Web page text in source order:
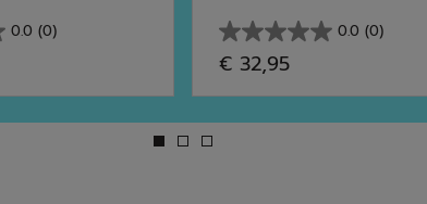
0.0 (0) 0.0 (0)
0.0
von
5
Sternen.
€ 32,95